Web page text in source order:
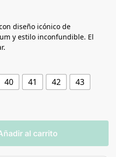
diseño icónico de
y estilo inconfundible. El
40 41 42
43
al carrito